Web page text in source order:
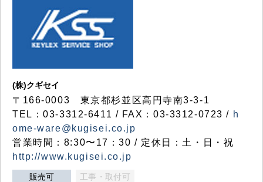
(株)クギセイ
〒166-0003 東京都杉並区高円寺南3-3-1
TEL：03-3312-6411 / FAX：03-3312-0723 / h
ome-ware@kugisei.co.jp
営業時間：8:30〜17：30 / 定休日：土・日・祝
http://www.kugisei.co.jp
販売可 工事・取付可